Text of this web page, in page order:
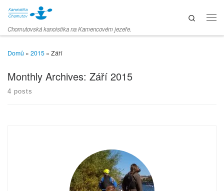
Skip to content
Chomutovská kanoistika na Kamencovém jezeře.
Search
Domů » 2015 » Září
Monthly Archives: Září 2015
4 posts